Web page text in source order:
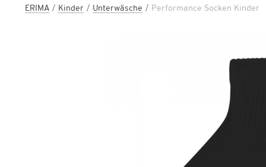
ERIMA Kinder Unterwäsche Performance Socken Kinder